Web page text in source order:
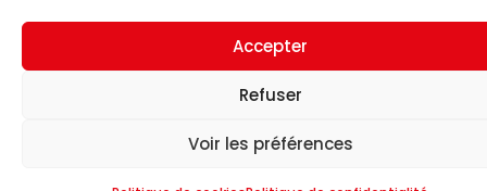
Accepter
Refuser
Voir les préférences